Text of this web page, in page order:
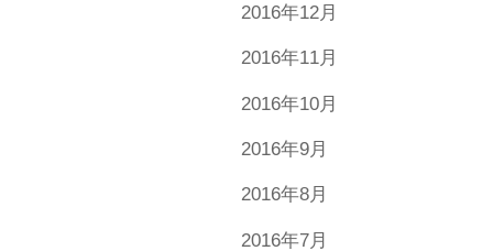
2016年12月
2016年11月
2016年10月
2016年9月
2016年8月
2016年7月